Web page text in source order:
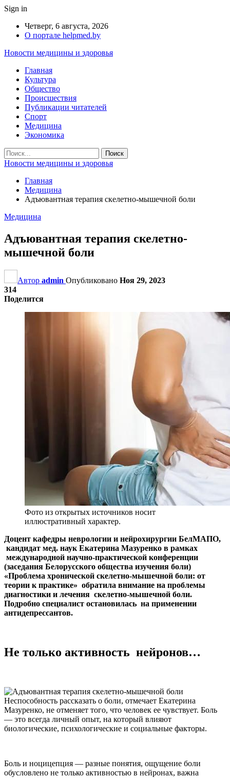
Sign in
Четверг, 6 августа, 2026
О портале helpmed.by
Новости медицины и здоровья
Главная
Культура
Общество
Происшествия
Публикации читателей
Спорт
Медицина
Экономика
Новости медицины и здоровья
Главная
Медицина
Адъювантная терапия скелетно-мышечной боли
Медицина
Адъювантная терапия скелетно-
мышечной боли
Автор admin Опубликовано Ноя 29, 2023
314
Поделится
Фото из открытых источников носит
иллюстративный характер.
Доцент кафедры неврологии и нейрохирургии БелМАПО,
кандидат мед. наук Екатерина Мазуренко в рамках
международной научно-практической конференции
(заседания Белорусского общества изучения боли)
«Проблема хронической скелетно-мышечной боли: от
теории к практике» обратила внимание на проблемы
диагностики и лечения скелетно-мышечной боли.
Подробно специалист остановилась на применении
антидепрессантов.
Не только активность нейронов…
Неспособность рассказать о боли, отмечает Екатерина
Мазуренко, не отменяет того, что человек ее чувствует. Боль
— это всегда личный опыт, на который влияют
биологические, психологические и социальные факторы.
Боль и ноцицепция — разные понятия, ощущение боли
обусловлено не только активностью в нейронах, важна